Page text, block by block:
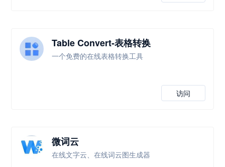
Table Convert-表格转换
一个免费的在线表格转换工具
访问
微词云
在线文字云、在线词云图生成器